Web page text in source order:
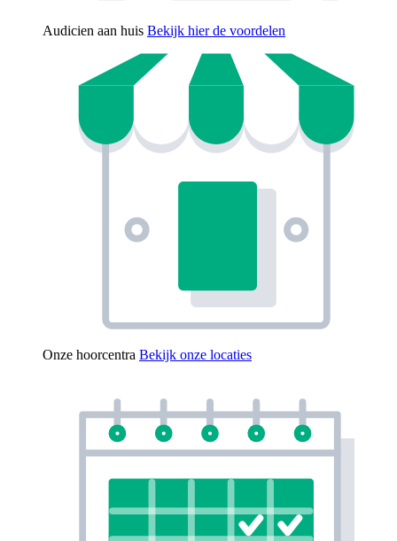
Audicien aan huis Bekijk hier de voordelen
Onze hoorcentra Bekijk onze locaties